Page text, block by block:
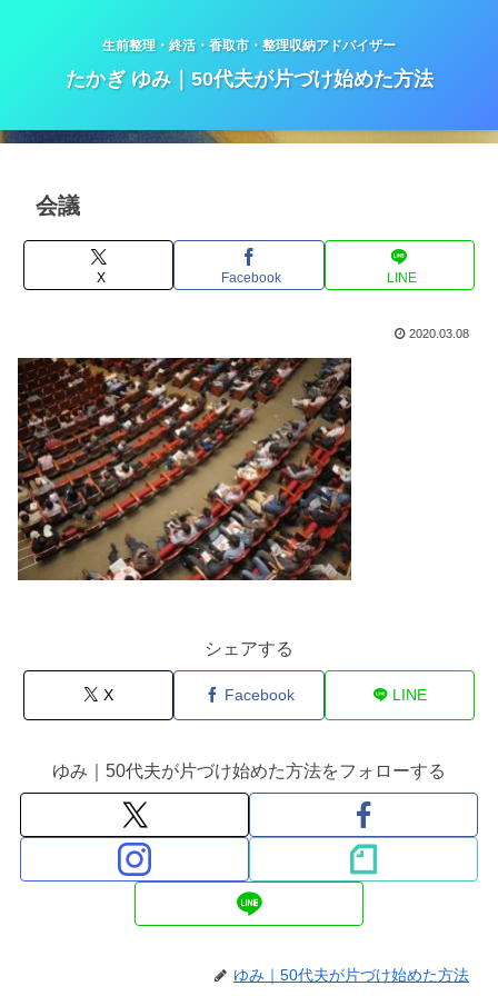
生前整理・終活・香取市・整理収納アドバイザー
たかぎ ゆみ｜50代夫が片づけ始めた方法
会議
X Facebook LINE
2020.03.08
シェアする
X Facebook LINE
ゆみ｜50代夫が片づけ始めた方法をフォローする
ゆみ｜50代夫が片づけ始めた方法